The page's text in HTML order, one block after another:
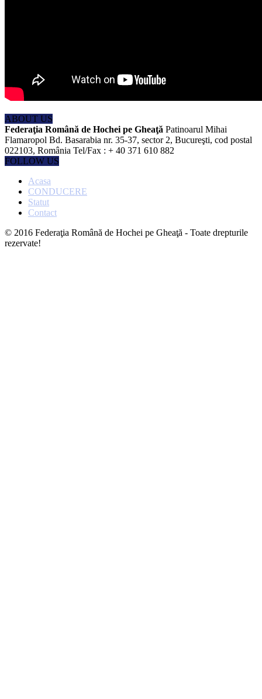
ABOUT US
Federaţia Română de Hochei pe Gheaţă Patinoarul Mihai
Flamaropol Bd. Basarabia nr. 35-37, sector 2, Bucureşti, cod postal
022103, România Tel/Fax : + 40 371 610 882
FOLLOW US
Acasa
CONDUCERE
Statut
Contact
© 2016 Federaţia Română de Hochei pe Gheaţă - Toate drepturile
rezervate!